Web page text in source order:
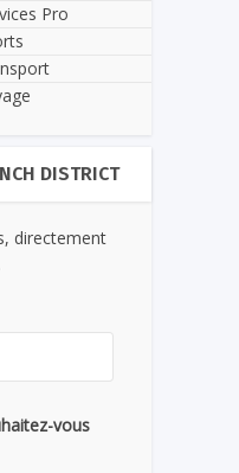
Pro
DISTRICT
directement
vous